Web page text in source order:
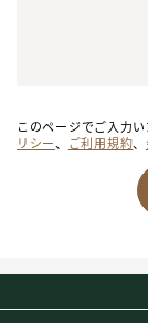
このページでご入力
リシー、 ご利用規約、